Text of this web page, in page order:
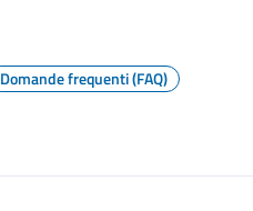
Domande frequenti (FAQ)